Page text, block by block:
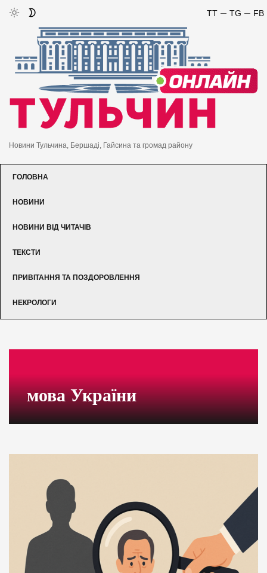
FB
TG
TT
Новини Тульчина, Бершаді, Гайсина та громад району
ГОЛОВНА
НОВИНИ
НОВИНИ ВІД ЧИТАЧІВ
ТЕКСТИ
ПРИВІТАННЯ ТА ПОЗДОРОВЛЕННЯ
НЕКРОЛОГИ
мова України